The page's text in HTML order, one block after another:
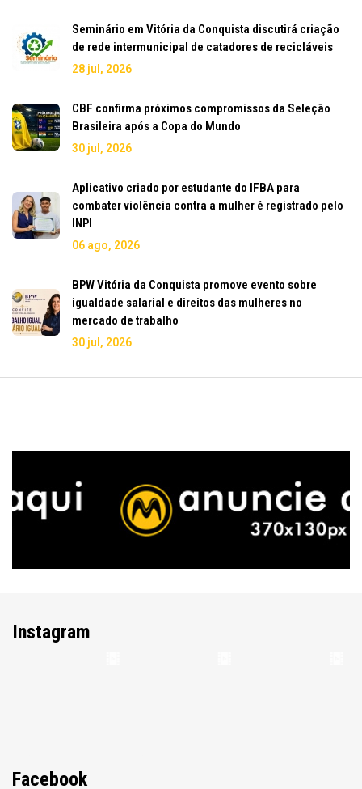
Seminário em Vitória da Conquista discutirá criação
de rede intermunicipal de catadores de recicláveis
28 jul, 2026
CBF confirma próximos compromissos da Seleção
Brasileira após a Copa do Mundo
30 jul, 2026
Aplicativo criado por estudante do IFBA para
combater violência contra a mulher é registrado pelo
INPI
06 ago, 2026
BPW Vitória da Conquista promove evento sobre
igualdade salarial e direitos das mulheres no
mercado de trabalho
30 jul, 2026
Instagram
Facebook